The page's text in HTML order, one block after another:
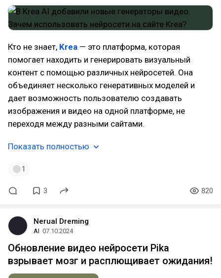
Кто не знает, Krea — это платформа, которая
помогает находить и генерировать визуальный
контент с помощью различных нейросетей. Она
объединяет несколько генеративных моделей и
дает возможность пользователю создавать
изображения и видео на одной платформе, не
переходя между разными сайтами.
Показать полностью
1
3 820
Nerual Dreming
AI 07.10.2024
Обновление видео нейросети Pika
взрывает мозг и расплющивает ожидания!